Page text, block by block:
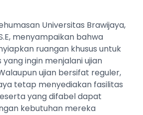
Universitas Brawijaya,
menyampaikan bahwa
ruangan khusus untuk
ingin menjalani ujian
ujian bersifat reguler,
tetap menyediakan fasilitas
yang difabel dapat
kebutuhan mereka